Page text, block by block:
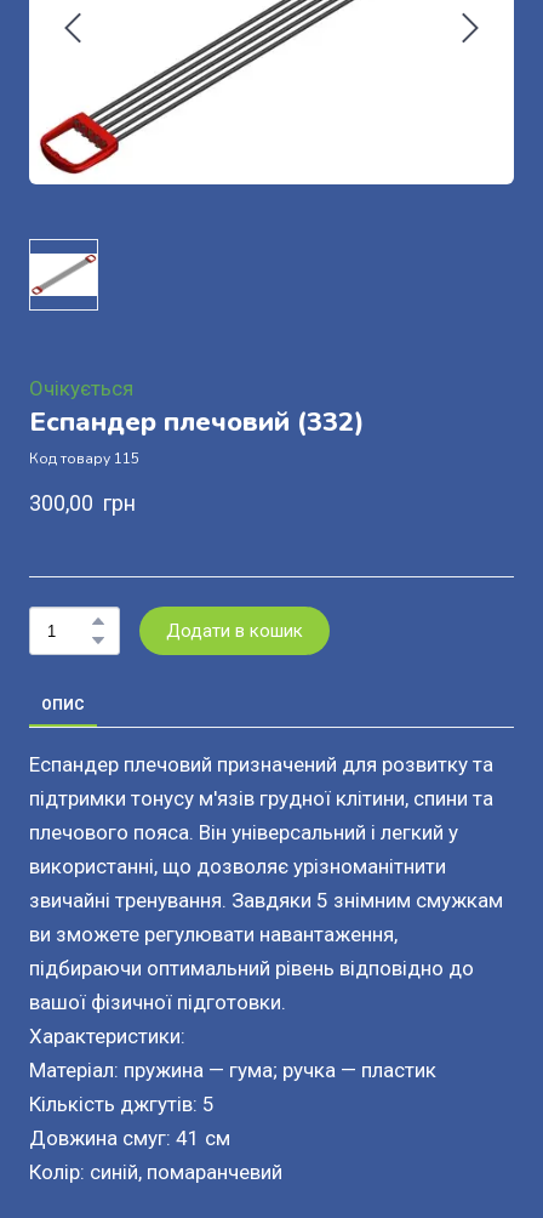
Очікується
Еспандер плечовий (332)
Код товару 115
300,00  грн
Додати в кошик
ОПИС
Еспандер плечовий призначений для розвитку та
підтримки тонусу м'язів грудної клітини, спини та
плечового пояса. Він універсальний і легкий у
використанні, що дозволяє урізноманітнити
звичайні тренування. Завдяки 5 знімним смужкам
ви зможете регулювати навантаження,
підбираючи оптимальний рівень відповідно до
вашої фізичної підготовки.
Характеристики:
Матеріал: пружина — гума; ручка — пластик
Кількість джгутів: 5
Довжина смуг: 41 см
Колір: синій, помаранчевий